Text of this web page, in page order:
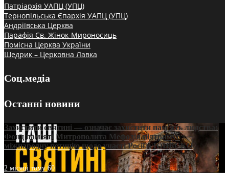
Патріархія УАПЦ (УПЦ)
Тернопільська Єпархія УАПЦ (УПЦ)
Андріївська Церква
Парафія Св. Жінок-Мироносиць
Помісна Церква України
Щедрик – Церковна Лавка
Соц.медіа
Останні новини
Захистити святині — означає захистити пам’ять людства:
Фонд пам’яті Митрополита Мефодія підтримує
міжнародну петицію щодо участі Росії в ЮНЕСКО
2 місяці тому60